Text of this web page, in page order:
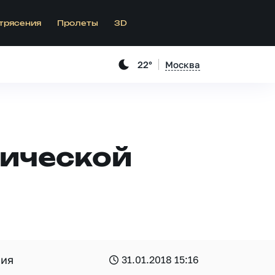
Пролеты 3D
22° Москва
31.01.2018 15:16